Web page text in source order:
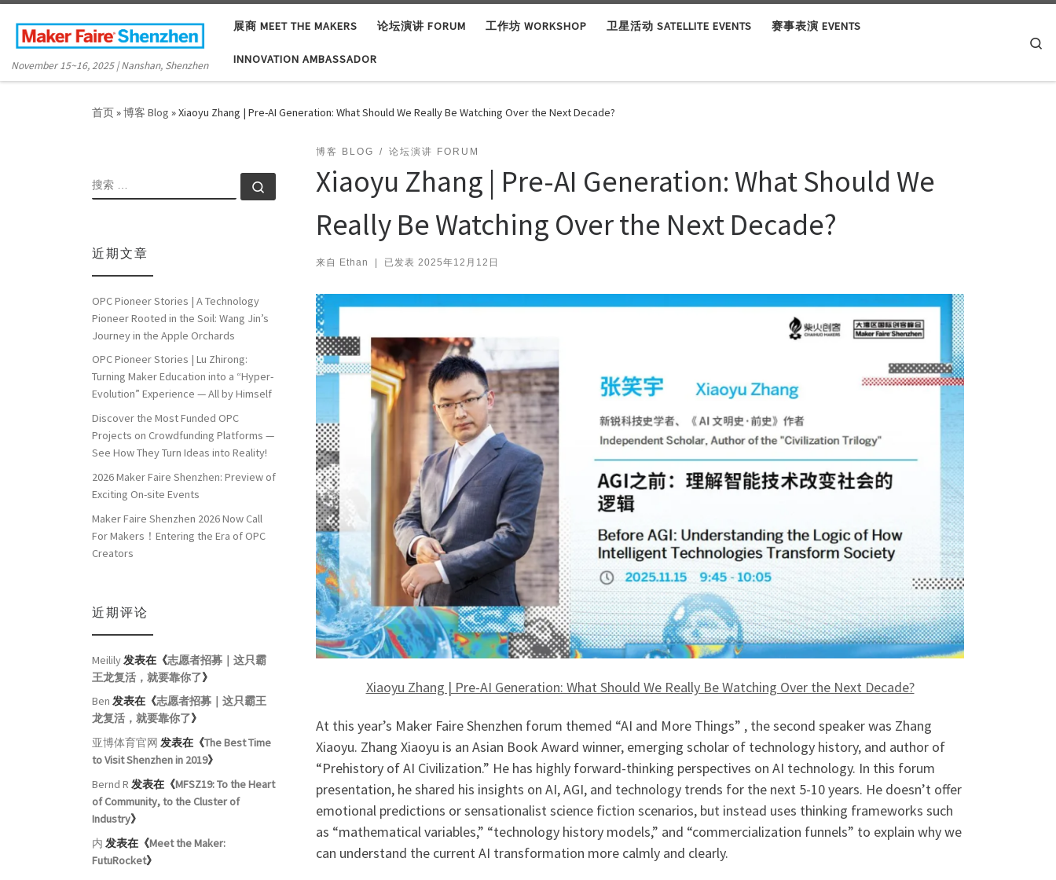
Skip to content
November 15~16, 2025 | Nanshan, Shenzhen
展商 MEET THE MAKERS 论坛演讲 FORUM 工作坊 WORKSHOP 卫星活动 SATELLITE EVENTS 赛事表演 EVENTS
INNOVATION AMBASSADOR
首页»博客 Blog »Xiaoyu Zhang | Pre-AI Generation: What Should We Really Be Watching Over the Next Decade?
博客 BLOG 论坛演讲 FORUM
Xiaoyu Zhang | Pre-AI Generation: What Should We
Really Be Watching Over the Next Decade?
来自 Ethan 已发表 2025年12月12日
Xiaoyu Zhang | Pre-AI Generation: What Should We Really Be Watching Over the Next Decade?
At this year’s Maker Faire Shenzhen forum themed “AI and More Things” , the second speaker was Zhang
Xiaoyu. Zhang Xiaoyu is an Asian Book Award winner, emerging scholar of technology history, and author of
“Prehistory of AI Civilization.” He has highly forward-thinking perspectives on AI technology. In this forum
presentation, he shared his insights on AI, AGI, and technology trends for the next 5-10 years. He doesn’t offer
emotional predictions or sensationalist science fiction scenarios, but instead uses thinking frameworks such
as “mathematical variables,” “technology history models,” and “commercialization funnels” to explain why we
can understand the current AI transformation more calmly and clearly.
搜索
近期文章
OPC Pioneer Stories | A Technology
Pioneer Rooted in the Soil: Wang Jin’s
Journey in the Apple Orchards
OPC Pioneer Stories | Lu Zhirong:
Turning Maker Education into a “Hyper-
Evolution” Experience — All by Himself
Discover the Most Funded OPC
Projects on Crowdfunding Platforms —
See How They Turn Ideas into Reality!
2026 Maker Faire Shenzhen: Preview of
Exciting On-site Events
Maker Faire Shenzhen 2026 Now Call
For Makers！Entering the Era of OPC
Creators
近期评论
Meilily 发表在《志愿者招募｜这只霸
王龙复活，就要靠你了》
Ben 发表在《志愿者招募｜这只霸王
龙复活，就要靠你了》
亚博体育官网 发表在《The Best Time
to Visit Shenzhen in 2019》
Bernd R 发表在《MFSZ19: To the Heart
of Community, to the Cluster of
Industry》
内 发表在《Meet the Maker:
FutuRocket》